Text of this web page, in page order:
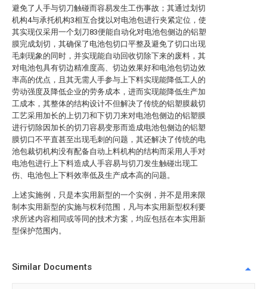
避免了人手与切刀触碰而容易发生工伤事故；其通过划切
机构4与承托机构3相互合拢以对电池包进行夹紧定位，使
其实现仅采用一个划刀83便能自动化对电池包侧边的铝塑
膜完成划切，其确保了电池包切口平整及避免了切口出现
毛刺现象的同时，并实现能自动回收切除下来的废料，其
对电池包具有切边精准度高、切边效果好和电池包切边效
率高的优点，且其无需人手参与上下料实现能降低工人的
劳动强度及降低企业的劳务成本，进而实现能降低生产加
工成本，其整体的结构设计不但解决了传统的铝塑膜裁切
工艺采用加长的上切刀和下切刀来对电池包侧边的铝塑膜
进行切除因加长的切刀容易变形而造成电池包侧边的铝塑
膜切口不平直甚至出现毛刺的问题，其还解决了传统的电
池包裁切机构没有配备自动上料机构的结构而采用人手对
电池包进行上下料造成人手容易与切刀发生触碰出现工
伤、电池包上下料效率低及生产成本高的问题。
上述实施例，只是本实用新型的一个实例，并不是用来限
制本实用新型的实施与权利范围，凡与本实用新型权利要
求所述内容相同或等同的技术方案，均应包括在本实用新
型保护范围内。
Similar Documents